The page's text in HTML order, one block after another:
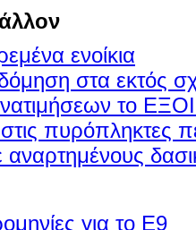
ενοίκια
στα εκτός
το
πυρόπληκτες
αναρτημένους
για το Ε9